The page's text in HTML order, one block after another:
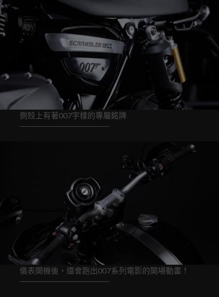
側殼上有著007字樣的專屬銘牌
儀表開機後，還會跑出007系列電影的開場動畫！